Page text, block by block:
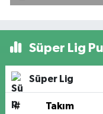
Süper Lig
Süper Lig
# Takım